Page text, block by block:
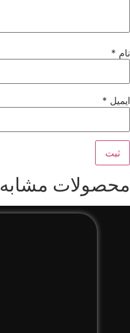
نام *
ایمیل *
محصولات مشابه